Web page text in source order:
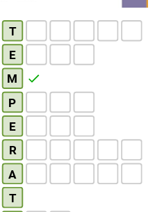
T
E
M
P
E
R
A
T